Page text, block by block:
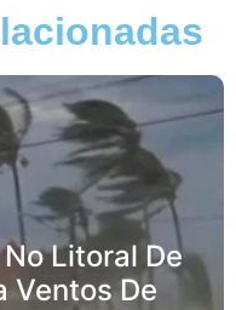
Litoral De
Ventos De